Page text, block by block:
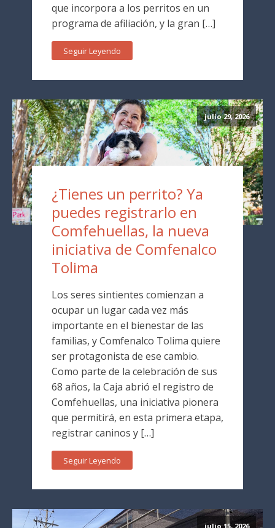
que incorpora a los perritos en un
programa de afiliación, y la gran […]
Seguir Leyendo
julio 29, 2026
¿Tienes un perrito? Ya
puedes registrarlo en
Comfehuellas, la nueva
iniciativa de Comfenalco
Tolima
Los seres sintientes comienzan a
ocupar un lugar cada vez más
importante en el bienestar de las
familias, y Comfenalco Tolima quiere
ser protagonista de ese cambio.
Como parte de la celebración de sus
68 años, la Caja abrió el registro de
Comfehuellas, una iniciativa pionera
que permitirá, en esta primera etapa,
registrar caninos y […]
Seguir Leyendo
julio 15, 2026